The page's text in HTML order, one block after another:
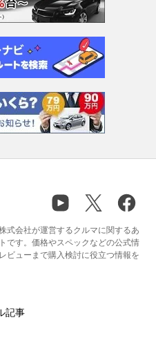
式会社が運営するクルマに関するあ
です。価格やスペックなどの公式情
ビューまで購入検討に役立つ情報を
記事